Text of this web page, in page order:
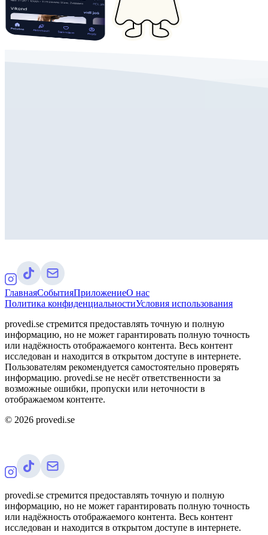
ГлавнаяСобытияПриложениеО нас
Политика конфиденциальностиУсловия использования
provedi.se стремится предоставлять точную и полную
информацию, но не может гарантировать полную точность
или надёжность отображаемого контента. Весь контент
исследован и находится в открытом доступе в интернете.
Пользователям рекомендуется самостоятельно проверять
информацию. provedi.se не несёт ответственности за
возможные ошибки, пропуски или неточности в
отображаемом контенте.
© 2026 provedi.se
provedi.se стремится предоставлять точную и полную
информацию, но не может гарантировать полную точность
или надёжность отображаемого контента. Весь контент
исследован и находится в открытом доступе в интернете.